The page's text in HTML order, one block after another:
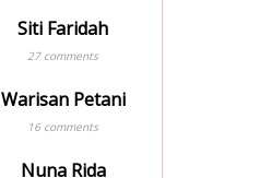
Siti Faridah
27 comments
Warisan Petani
16 comments
Nuna Rida